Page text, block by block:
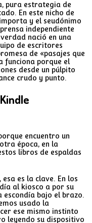
pura estrategia de
En este nicho de
y el seudónimo
independiente
nació en una
de escritores
de «pasajes que
funciona porque el
desde un púlpito
crudo y punto.
encuentro un
época, en la
libros de espaldas
es la clave. En los
al kiosco a por su
escondía bajo el brazo.
usado la
ese mismo instinto
leyendo su dispositivo